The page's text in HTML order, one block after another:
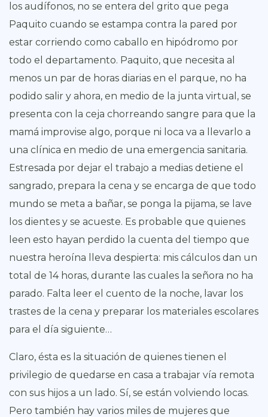
los audífonos, no se entera del grito que pega
Paquito cuando se estampa contra la pared por
estar corriendo como caballo en hipódromo por
todo el departamento. Paquito, que necesita al
menos un par de horas diarias en el parque, no ha
podido salir y ahora, en medio de la junta virtual, se
presenta con la ceja chorreando sangre para que la
mamá improvise algo, porque ni loca va a llevarlo a
una clínica en medio de una emergencia sanitaria.
Estresada por dejar el trabajo a medias detiene el
sangrado, prepara la cena y se encarga de que todo
mundo se meta a bañar, se ponga la pijama, se lave
los dientes y se acueste. Es probable que quienes
leen esto hayan perdido la cuenta del tiempo que
nuestra heroína lleva despierta: mis cálculos dan un
total de 14 horas, durante las cuales la señora no ha
parado. Falta leer el cuento de la noche, lavar los
trastes de la cena y preparar los materiales escolares
para el día siguiente…
Claro, ésta es la situación de quienes tienen el
privilegio de quedarse en casa a trabajar vía remota
con sus hijos a un lado. Sí, se están volviendo locas.
Pero también hay varios miles de mujeres que